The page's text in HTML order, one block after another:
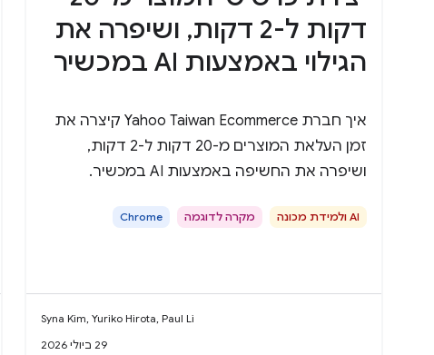
דקות ל-2 דקות, ושיפרה את
הגילוי באמצעות AI במכשיר
איך חברת Yahoo Taiwan Ecommerce קיצרה את
זמן העלאת המוצרים מ-20 דקות ל-2 דקות,
ושיפרה את החשיפה באמצעות AI במכשיר.
AI ולמידת מכונה מקרה לדוגמה Chrome
Syna Kim, Yuriko Hirota, Paul Li
29 ביולי 2026